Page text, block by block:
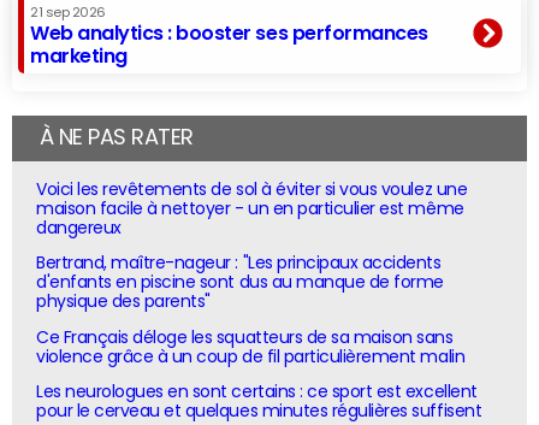
21 sep 2026
Web analytics : booster ses performances
marketing
À NE PAS RATER
Voici les revêtements de sol à éviter si vous voulez une
maison facile à nettoyer - un en particulier est même
dangereux
Bertrand, maître-nageur : "Les principaux accidents
d'enfants en piscine sont dus au manque de forme
physique des parents"
Ce Français déloge les squatteurs de sa maison sans
violence grâce à un coup de fil particulièrement malin
Les neurologues en sont certains : ce sport est excellent
pour le cerveau et quelques minutes régulières suffisent